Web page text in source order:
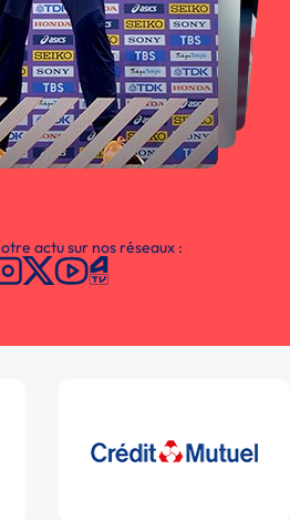
actu sur nos réseaux :